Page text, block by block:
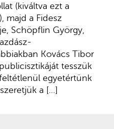
(kiváltva ezt a
majd a Fidesz
Schöpflin György,
Kovács Tibor
tesszük
egyetértünk
a […]